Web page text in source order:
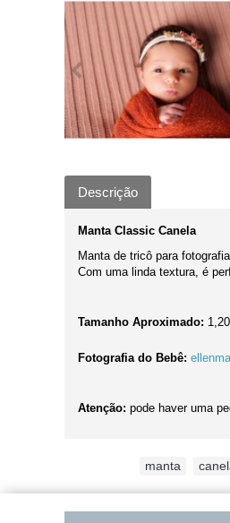
Descrição
Manta Classic Canela
Manta de tricô para
Com uma linda textura, é
Tamanho Aproximado:
Fotografia do Bebê:
Atenção: pode haver uma
manta